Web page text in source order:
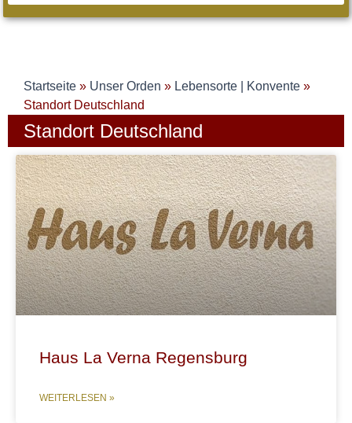
Startseite » Unser Orden » Lebensorte | Konvente »
Standort Deutschland
Standort Deutschland
Haus La Verna Regensburg
WEITERLESEN »